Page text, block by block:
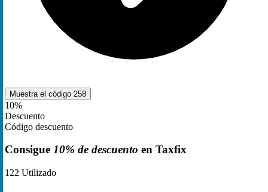
Muestra el código 258
10%
Descuento
Código descuento
Consigue 10% de descuento en Taxfix
122 Utilizado